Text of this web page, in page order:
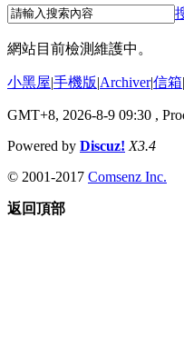
網站目前檢測維護中。
小黑屋|手機版|Archiver|信箱|
GMT+8, 2026-8-9 09:30 ,
Powered by Discuz! X3.4
© 2001-2017 Comsenz Inc.
返回頂部